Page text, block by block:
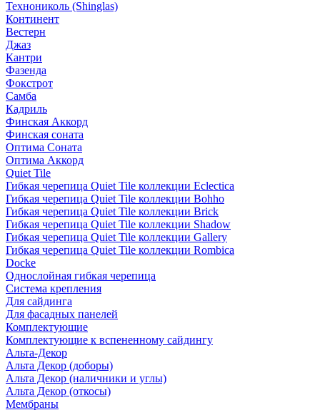
Технониколь (Shinglas)
Континент
Вестерн
Джаз
Кантри
Фазенда
Фокстрот
Самба
Кадриль
Финская Аккорд
Финская соната
Оптима Соната
Оптима Аккорд
Quiet Tile
Гибкая черепица Quiet Tile коллекции Eclectica
Гибкая черепица Quiet Tile коллекции Bohho
Гибкая черепица Quiet Tile коллекции Brick
Гибкая черепица Quiet Tile коллекции Shadow
Гибкая черепица Quiet Tile коллекции Gallery
Гибкая черепица Quiet Tile коллекции Rombica
Docke
Однослойная гибкая черепица
Система крепления
Для сайдинга
Для фасадных панелей
Комплектующие
Комплектующие к вспененному сайдингу
Альта-Декор
Альта Декор (доборы)
Альта Декор (наличники и углы)
Альта Декор (откосы)
Мембраны